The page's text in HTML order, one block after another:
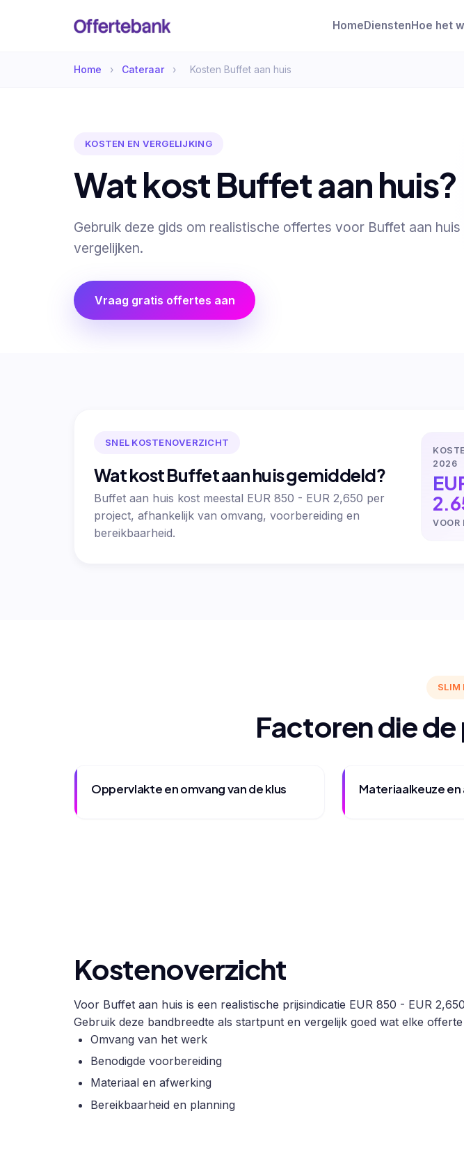
Home Diensten Hoe het
Home › Cateraar › Kosten Buffet aan huis
KOSTEN EN VERGELIJKING
Wat kost Buffet aan huis?
Gebruik deze gids om realistische offertes voor Buffet aan huis
vergelijken.
Vraag gratis offertes aan
SNEL KOSTENOVERZICHT
Wat kost Buffet aan huis gemiddeld?
Buffet aan huis kost meestal EUR 850 - EUR 2,650 per
project, afhankelijk van omvang, voorbereiding en
bereikbaarheid.
2026
VOOR
SLIM
Factoren die
Oppervlakte en omvang van de klus Materiaalkeuze
Kostenoverzicht
Voor Buffet aan huis is een realistische prijsindicatie EUR 850 - EUR
Gebruik deze bandbreedte als startpunt en vergelijk goed wat elke
Omvang van het werk
Benodigde voorbereiding
Materiaal en afwerking
Bereikbaarheid en planning